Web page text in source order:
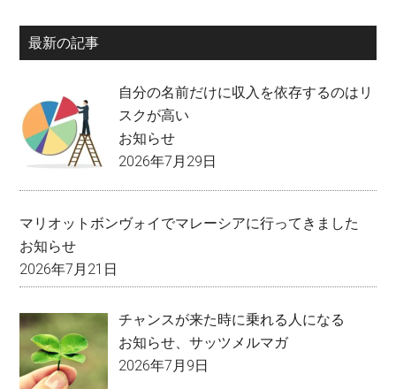
最新の記事
自分の名前だけに収入を依存するのはリ
スクが高い
お知らせ
2026年7月29日
マリオットボンヴォイでマレーシアに行ってきました
お知らせ
2026年7月21日
チャンスが来た時に乗れる人になる
お知らせ、サッツメルマガ
2026年7月9日